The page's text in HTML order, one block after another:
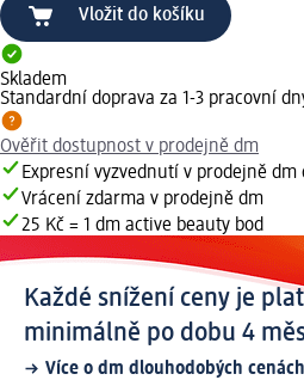
Vložit do košíku
Skladem
Standardní doprava za 1-3 pracovní
Ověřit dostupnost v prodejně dm
Expresní vyzvednutí v prodejně
Vrácení zdarma v prodejně dm
25 Kč = 1 dm active beauty bod
Každé snížení ceny je
minimálně po dobu 4
Více o dm dlouhodobých cenách